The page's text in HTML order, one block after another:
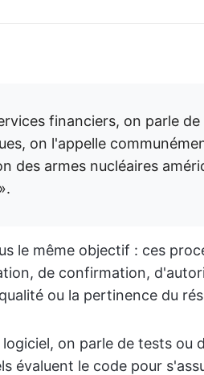
financiers, on parle de
on l'appelle
des armes nucléaires
».
le même objectif : ces
de confirmation,
ou la pertinence du
on parle de tests ou
évaluent le code pour